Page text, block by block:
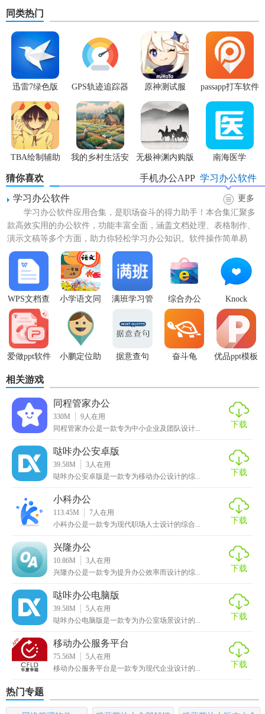
【综合办公特色】
1. 日程管理：用户可以轻松创建、编辑和查看个人及团队的
日程安排，确保工作有序进行。
2. 任务分配：支持任务的创建、分配和跟踪，确保每个团队
之间的沟通和协作。
4. 文件共享：支持文件的上传、下载和共享，确保团队成员
能够随时访问所需资料。
【综合办公亮点】
1. 界面简洁：软件界面设计简洁明了，易于上手，用户无需
复杂培训即可快速使用。
2. 功能强大：集多种办公功能于一体，满足用户多样化的办
公需求。
3. 数据安全：采用先进的数据加密技术，确保用户数据的安
全性和隐私性。
【综合办公用法】
1. 注册登录：用户首先需要在软件上进行注册，并登录账
号。
2. 创建日程：在日程管理模块中，用户可以创建个人或团队
的日程安排，并设置提醒。
同类热门
迅雷7绿色版 GPS轨迹追踪器 原神测试服
passapp打车软件
中文版
TBA绘制辅助
我的乡村生活安
无极神渊内购版 南海医学
猜你喜欢 学习办公软件
手机办公APP
学习办公软件
更多
学习办公软件应用合集，是职场奋斗的得力助手！本合集汇聚多
款高效实用的办公软件，功能丰富全面，涵盖文档处理、表格制作、
演示文稿等多个方面，助力你轻松学习办公知识。软件操作简单易
懂，随时随地都能上手使用，...
WPS文档查
看器
小学语文同
步学堂
满班学习管
综合办公 Knock
爱做ppt软件
小鹏定位助
据意查句 奋斗龟
优品ppt模板
相关游戏
同程管家办公
330M 9人在用
同程管家办公是一款专为中小企业及团队设计...
下载
哒咔办公安卓版
39.58M 3人在用
哒咔办公安卓版是一款专为移动办公设计的综...
下载
小科办公
113.45M 7人在用
小科办公是一款专为现代职场人士设计的综合...
下载
兴隆办公
10.86M 3人在用
兴隆办公是一款专为提升办公效率而设计的综...
下载
哒咔办公电脑版
39.58M 5人在用
哒咔办公电脑版是一款专为办公室场景设计的...
下载
移动办公服务平台
75.56M 5人在用
移动办公服务平台是一款专为现代企业设计的...
下载
热门专题